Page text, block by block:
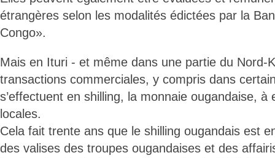
étrangères selon les modalités édictées par la
Congo».
Mais en Ituri - et même dans une partie du Nord-
transactions commerciales, y compris dans
s’effectuent en shilling, la monnaie ougandaise, à
locales.
Cela fait trente ans que le shilling ougandais est
des valises des troupes ougandaises et des